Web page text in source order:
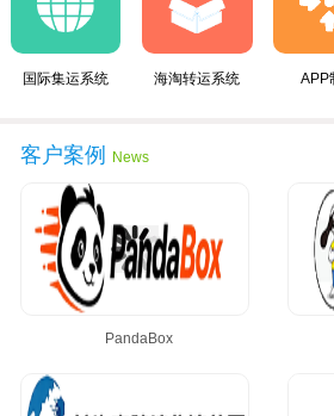
朗信集运系统手机端快速下单
朗信集运系统与广州飞通物流
黄金8月，朗信再次签约多家
国际集运系统 海淘转运系统 APP
客户案例 News
PandaBox